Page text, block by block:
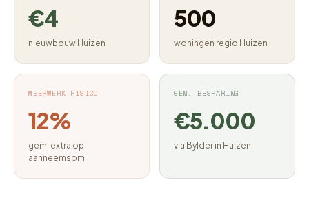
€4
nieuwbouw Huizen
500
woningen regio Huizen
MEERWERK-RISICO
12%
gem. extra op
aanneemsom
GEM. BESPARING
€5.000
via Bylder in Huizen